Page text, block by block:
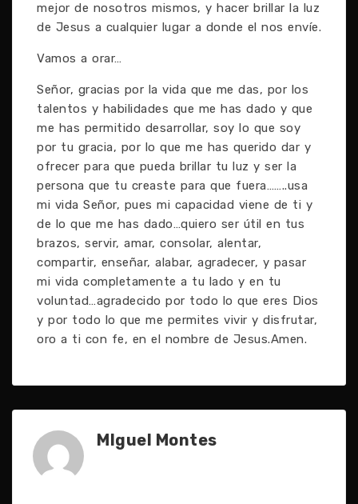
mejor de nosotros mismos, y hacer brillar la luz
de Jesus a cualquier lugar a donde el nos envíe.
Vamos a orar…
Señor, gracias por la vida que me das, por los
talentos y habilidades que me has dado y que
me has permitido desarrollar, soy lo que soy
por tu gracia, por lo que me has querido dar y
ofrecer para que pueda brillar tu luz y ser la
persona que tu creaste para que fuera……..usa
mi vida Señor, pues mi capacidad viene de ti y
de lo que me has dado…quiero ser útil en tus
brazos, servir, amar, consolar, alentar,
compartir, enseñar, alabar, agradecer, y pasar
mi vida completamente a tu lado y en tu
voluntad…agradecido por todo lo que eres Dios
y por todo lo que me permites vivir y disfrutar,
oro a ti con fe, en el nombre de Jesus.Amen.
MIguel Montes